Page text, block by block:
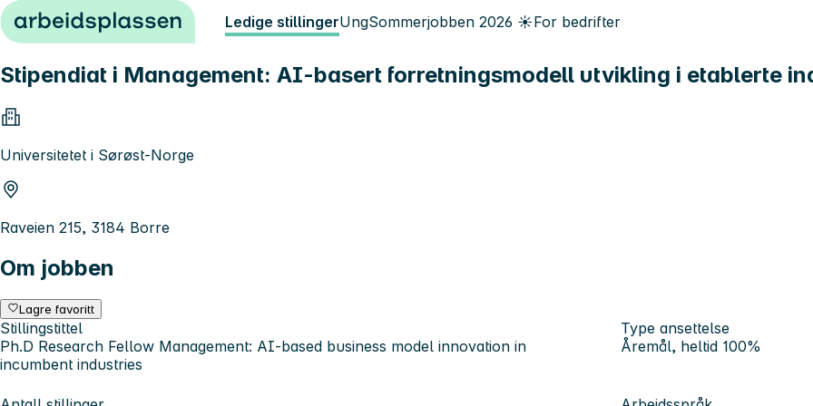
Hopp til innhold Ledige stillingerUngSommerjobben 2026 ☀️For bedrifter
Stipendiat i Management: AI-basert forretningsmodell utvikling i etablerte
Universitetet i Sørøst-Norge
Raveien 215, 3184 Borre
Om jobben
Lagre favoritt
Stillingstittel
Ph.D Research Fellow Management: AI-based business model innovation in
incumbent industries
Type ansettelse
Åremål, heltid 100%